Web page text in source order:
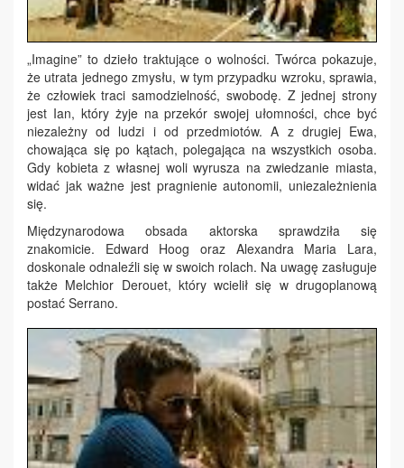
„Imagine” to dzieło traktujące o wolności. Twórca pokazuje,
że utrata jednego zmysłu, w tym przypadku wzroku, sprawia,
że człowiek traci samodzielność, swobodę. Z jednej strony
jest Ian, który żyje na przekór swojej ułomności, chce być
niezależny od ludzi i od przedmiotów. A z drugiej Ewa,
chowająca się po kątach, polegająca na wszystkich osoba.
Gdy kobieta z własnej woli wyrusza na zwiedzanie miasta,
widać jak ważne jest pragnienie autonomii, uniezależnienia
się.
Międzynarodowa obsada aktorska sprawdziła się
znakomicie. Edward Hoog oraz Alexandra Maria Lara,
doskonale odnaleźli się w swoich rolach. Na uwagę zasługuje
także Melchior Derouet, który wcielił się w drugoplanową
postać Serrano.